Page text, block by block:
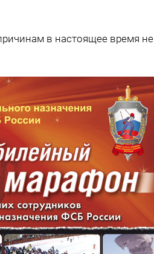
в настоящее время не